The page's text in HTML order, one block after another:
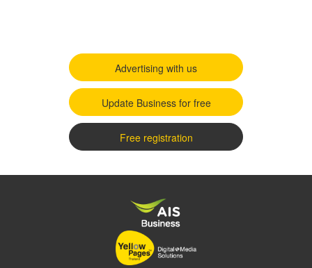
Advertising with us
Update Business for free
Free registration